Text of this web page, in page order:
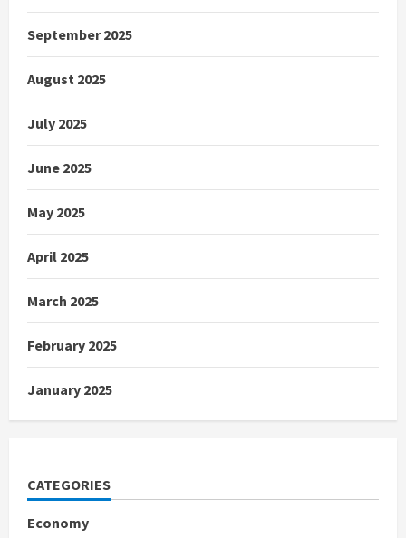
September 2025
August 2025
July 2025
June 2025
May 2025
April 2025
March 2025
February 2025
January 2025
CATEGORIES
Economy